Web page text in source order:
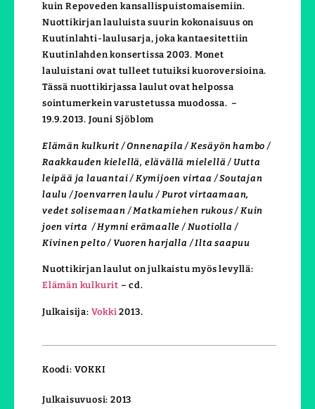
kuin Repoveden kansallispuistomaisemiin.
Nuottikirjan lauluista suurin kokonaisuus on
Kuutinlahti-laulusarja, joka kantaesitettiin
Kuutinlahden konsertissa 2003. Monet
lauluistani ovat tulleet tutuiksi kuoroversioina.
Tässä nuottikirjassa laulut ovat helpossa
sointumerkein varustetussa muodossa. –
19.9.2013. Jouni Sjöblom
Elämän kulkurit / Onnenapila / Kesäyön hambo /
Raakkauden kielellä, elävällä mielellä / Uutta
leipää ja lauantai / Kymijoen virtaa / Soutajan
laulu / Joenvarren laulu / Purot virtaamaan,
vedet solisemaan / Matkamiehen rukous / Kuin
joen virta / Hymni erämaalle / Nuotiolla /
Kivinen pelto / Vuoren harjalla / Ilta saapuu
Nuottikirjan laulut on julkaistu myös levyllä:
Elämän kulkurit – cd.
Julkaisija: Vokki2013.
Koodi: VOKKI
Julkaisuvuosi: 2013